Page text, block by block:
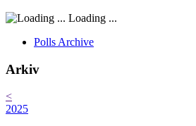
Loading ...
Polls Archive
Arkiv
<
2025